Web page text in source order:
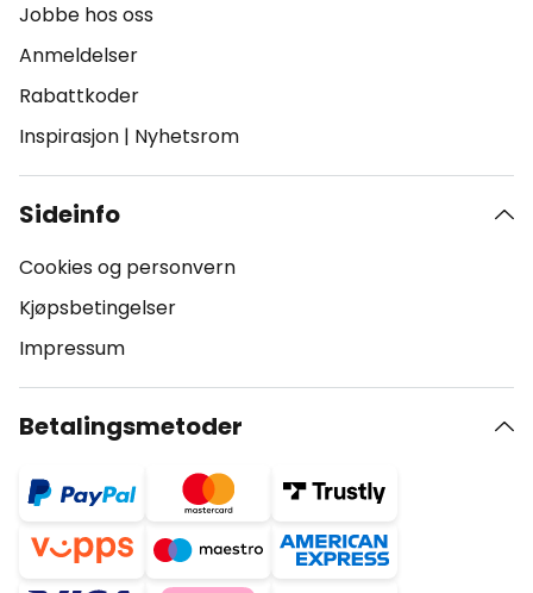
Jobbe hos oss
Anmeldelser
Rabattkoder
Inspirasjon | Nyhetsrom
Sideinfo
Cookies og personvern
Kjøpsbetingelser
Impressum
Betalingsmetoder